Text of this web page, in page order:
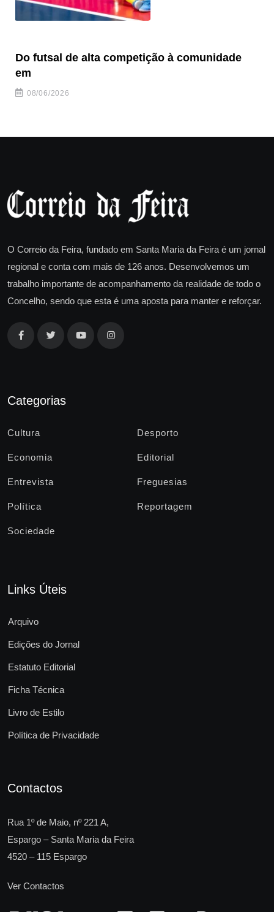
Do futsal de alta competição à comunidade
em
08/06/2026
O Correio da Feira, fundado em Santa Maria da Feira é um jornal
regional e conta com mais de 126 anos. Desenvolvemos um
trabalho importante de acompanhamento da realidade de todo o
Concelho, sendo que esta é uma aposta para manter e reforçar.
Categorias
Cultura Desporto
Economia Editorial
Entrevista Freguesias
Política Reportagem
Sociedade
Links Úteis
Arquivo
Edições do Jornal
Estatuto Editorial
Ficha Técnica
Livro de Estilo
Política de Privacidade
Contactos
Rua 1º de Maio, nº 221 A,
Espargo – Santa Maria da Feira
4520 – 115 Espargo
Ver Contactos